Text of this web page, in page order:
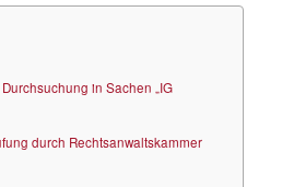
in Sachen „IG
durch Rechtsanwaltskammer